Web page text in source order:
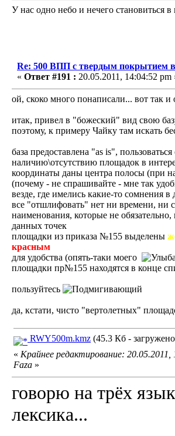
У нас одно небо и нечего становиться
Re: 500 ВПП с твердым покрытием
« Ответ #191 : 20.05.2011, 14:04:52 pm
ой, скоко много понаписали... вот так
итак, привел в "божеский" вид свою
поэтому, к примеру Чайку там искать
база предоставлена "as is",
наличию\отсутствию площадок в
координаты даны центра полосы (при
(почему - не спрашивайте - мне так
везде, где имелись какие-то сомнения
все "отшлифовать" нет ни времени, ни
наименования, которые не
данных точек
площадки из приказа №155 выделены
красным
для удобства (опять-таки моего
площадки пр№155 находятся в конце
пользуйтесь
да, кстати, чисто "вертолетных"
RWY500m.kmz (45.3 Кб -
« Крайнее редактирование:
Faza »
говорю на трёх
лексика...